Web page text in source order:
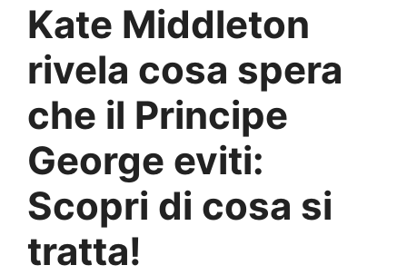
Kate Middleton
rivela cosa spera
che il Principe
George eviti:
Scopri di cosa si
tratta!